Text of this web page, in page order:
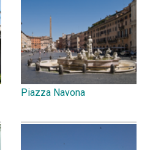
Piazza Navona